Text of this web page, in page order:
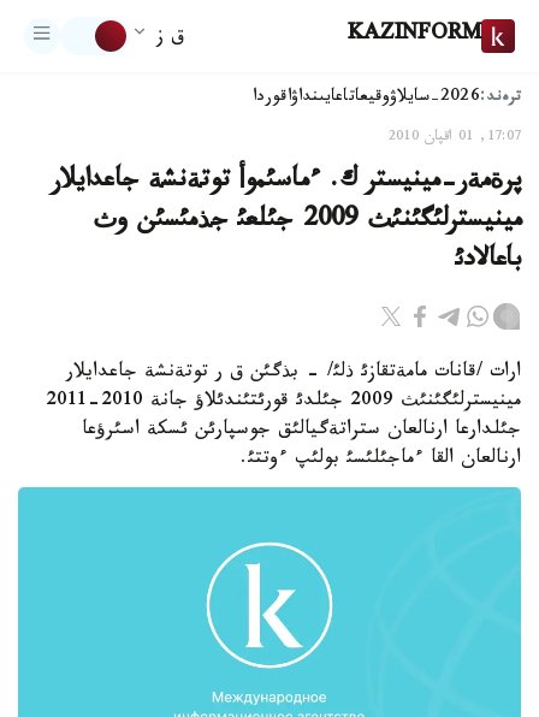
KAZINFORM ق ز
ترەند:2026-سايلاۋ وقيعاتاعايىنداۋاقوردا
17:07, 01 اقپان 2010
پرةمةر-مينيستر ك. ءماسئموأ توتةنشة جاعدايلار
مينيسترلئگئنئث 2009 جئلعئ جذمئسئن وث
باعالادئ
ارات /قانات مامةتقازئ ذلئ/ - بذگئن ق ر توتةنشة جاعدايلار
مينيسترلئگئنئث 2009 جئلدئ قورئتئندئلاؤ جانة 2010-2011
جئلدارعا ارنالعان ستراتةگيالئق جوسپارئن ئسكة اسئرؤعا
ارنالعان القا ءماجئلئسئ بولئپ ءوتتئ.